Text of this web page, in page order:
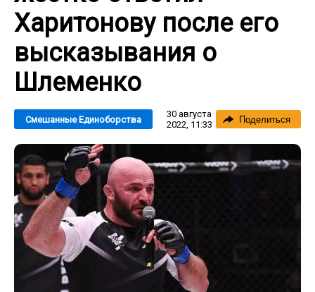
Харитонову после его
высказывания о
Шлеменко
Смешанные Единоборства
30 августа
2022, 11:33
Поделиться